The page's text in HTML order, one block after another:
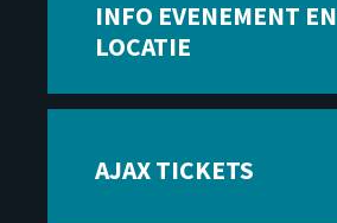
INFO EVENEMENT EN
LOCATIE
AJAX TICKETS